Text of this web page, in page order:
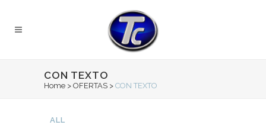
CON TEXTO
Home > OFERTAS > CON TEXTO
ALL